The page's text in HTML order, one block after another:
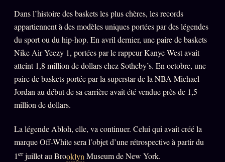
Recherche ⌕
Tous les tags
Soumettre un tip
Nous écrire
Presse
FAQ
Corrections · Erratum
Dans l’histoire des baskets les plus chères, les records
appartiennent à des modèles uniques portées par des légendes
du sport ou du hip-hop. En avril dernier, une paire de baskets
Nike Air Yeezy 1, portées par le rappeur Kanye West avait
atteint 1,8 million de dollars chez Sotheby’s. En octobre, une
paire de baskets portée par la superstar de la NBA Michael
Jordan au début de sa carrière avait été vendue près de 1,5
million de dollars.
La légende Abloh, elle, va continuer. Celui qui avait créé la
marque Off-White sera l’objet d’une rétrospective à partir du
1erjuillet au Brooklyn Museum de New York.